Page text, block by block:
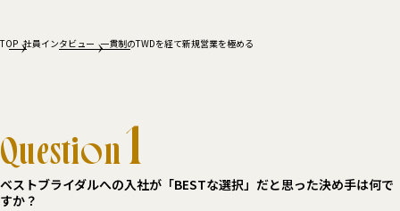
TOP 社員インタビュー 一貫制のTWDを経て新規営業を極める
Question1
ベストブライダルへの入社が「BESTな選択」だと思った決め手は何で
すか？